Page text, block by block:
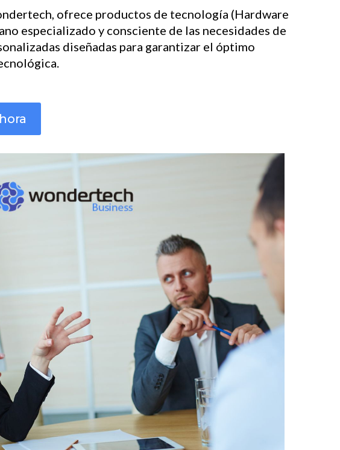
ofrece productos de tecnología (Hardware
especializado y consciente de las necesidades de
diseñadas para garantizar el óptimo